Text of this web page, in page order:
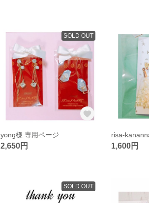
SOLD OUT
yong様 専用ページ
2,650円
risa-
1,600円
SOLD OUT